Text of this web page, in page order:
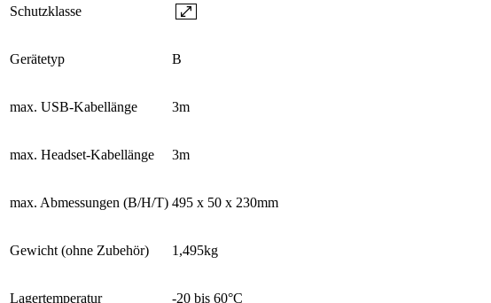
Schutzklasse
Gerätetyp B
max. USB-Kabellänge 3m
max. Headset-Kabellänge 3m
max. Abmessungen (B/H/T) 495 x 50 x 230mm
Gewicht (ohne Zubehör) 1,495kg
Lagertemperatur -20 bis 60°C